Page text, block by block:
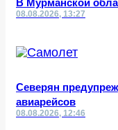
08.08.2026, 13:27
Северян
авиарейсов
08.08.2026, 12:46